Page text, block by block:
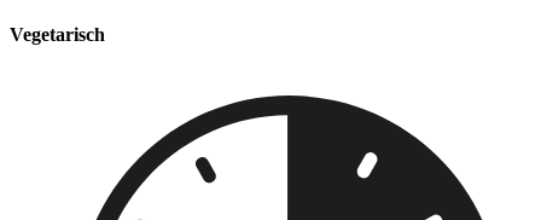
Vegetarisch